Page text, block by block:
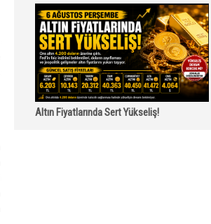
Altın Fiyatlarında Sert Yükseliş!